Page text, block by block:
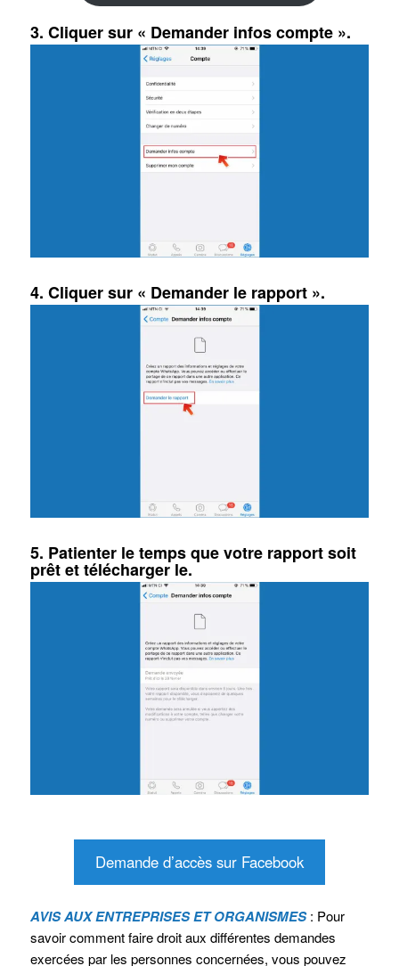
3. Cliquer sur « Demander infos compte ».
4. Cliquer sur « Demander le rapport ».
5. Patienter le temps que votre rapport soit
prêt et télécharger le.
Demande d’accès sur Facebook
AVIS AUX ENTREPRISES ET ORGANISMES: Pour
savoir comment faire droit aux différentes demandes
exercées par les personnes concernées, vous pouvez